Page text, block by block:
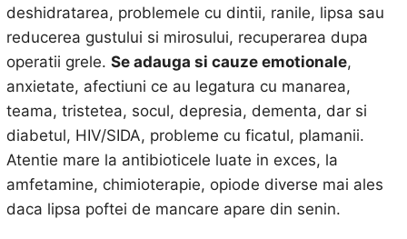
deshidratarea, problemele cu dintii, ranile, lipsa sau
reducerea gustului si mirosului, recuperarea dupa
operatii grele. Se adauga si cauze emotionale,
anxietate, afectiuni ce au legatura cu manarea,
teama, tristetea, socul, depresia, dementa, dar si
diabetul, HIV/SIDA, probleme cu ficatul, plamanii.
Atentie mare la antibioticele luate in exces, la
amfetamine, chimioterapie, opiode diverse mai ales
daca lipsa poftei de mancare apare din senin.